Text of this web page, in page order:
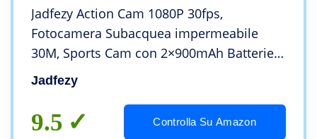
Jadfezy Action Cam 1080P 30fps,
Fotocamera Subacquea impermeabile
30M, Sports Cam con 2×900mAh Batterie
Ricaricabili e Kit Accessori
Jadfezy
9.5 Controlla Su Amazon